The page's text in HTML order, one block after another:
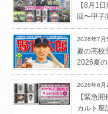
【8月1
回〜甲子
2026年7月
夏の高校
2026夏の
2026年6月
【緊急
カルト座